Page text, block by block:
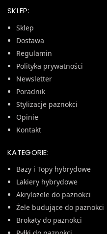
SKLEP:
Sklep
Dostawa
Regulamin
Polityka prywatności
Newsletter
Poradnik
Stylizacje paznokci
Opinie
Kontakt
KATEGORIE:
Bazy i Topy hybrydowe
Lakiery hybrydowe
Akrylożele do paznokci
Żele budujące do paznokci
Brokaty do paznokci